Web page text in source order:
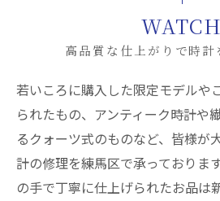
WATCH
高品質な仕上がりで時計
若いころに購入した限定モデルや
られたもの、アンティーク時計や
るクォーツ式のものなど、皆様が
計の修理を練馬区で承っておりま
の手で丁寧に仕上げられたお品は